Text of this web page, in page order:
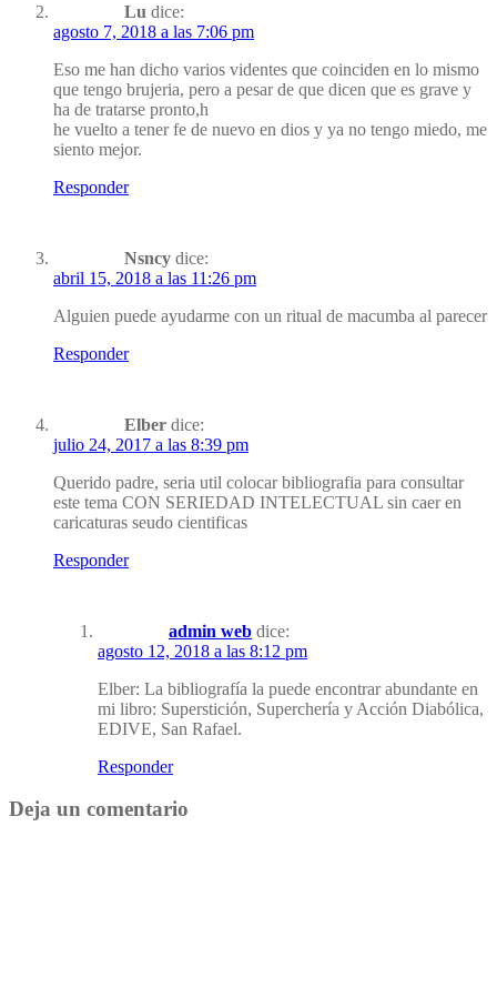
Lu dice:
agosto 7, 2018 a las 7:06 pm
Eso me han dicho varios videntes que coinciden en lo mismo
que tengo brujeria, pero a pesar de que dicen que es grave y
ha de tratarse pronto,h
he vuelto a tener fe de nuevo en dios y ya no tengo miedo, me
siento mejor.
Responder
Nsncy dice:
abril 15, 2018 a las 11:26 pm
Alguien puede ayudarme con un ritual de macumba al parecer
Responder
Elber dice:
julio 24, 2017 a las 8:39 pm
Querido padre, seria util colocar bibliografia para consultar
este tema CON SERIEDAD INTELECTUAL sin caer en
caricaturas seudo cientificas
Responder
admin web dice:
agosto 12, 2018 a las 8:12 pm
Elber: La bibliografía la puede encontrar abundante en
mi libro: Superstición, Superchería y Acción Diabólica,
EDIVE, San Rafael.
Responder
Deja un comentario